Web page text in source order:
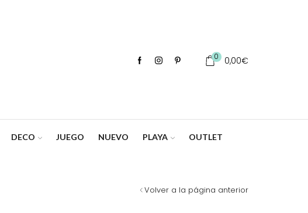
0 0,00€
DECO JUEGO NUEVO PLAYA OUTLET
Volver a la página anterior